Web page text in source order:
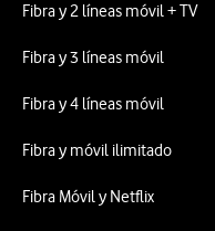
Fibra y 2 líneas móvil + TV
Fibra y 3 líneas móvil
Fibra y 4 líneas móvil
Fibra y móvil ilimitado
Fibra Móvil y Netflix